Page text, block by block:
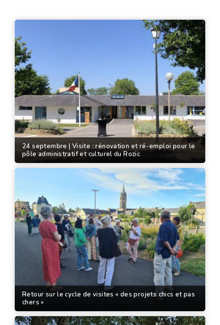
24 septembre | Visite : rénovation et ré-emploi pour le
pôle administratif et culturel du Rozic
Retour sur le cycle de visites « des projets chics et pas
chers »